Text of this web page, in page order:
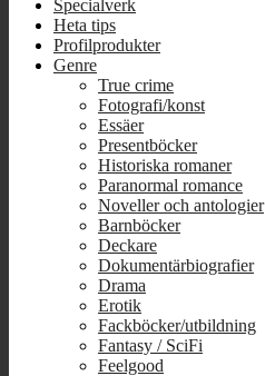
Specialverk
Heta tips
Profilprodukter
Genre
True crime
Fotografi/konst
Essäer
Presentböcker
Historiska romaner
Paranormal romance
Noveller och antologier
Barnböcker
Deckare
Dokumentärbiografier
Drama
Erotik
Fackböcker/utbildning
Fantasy / SciFi
Feelgood